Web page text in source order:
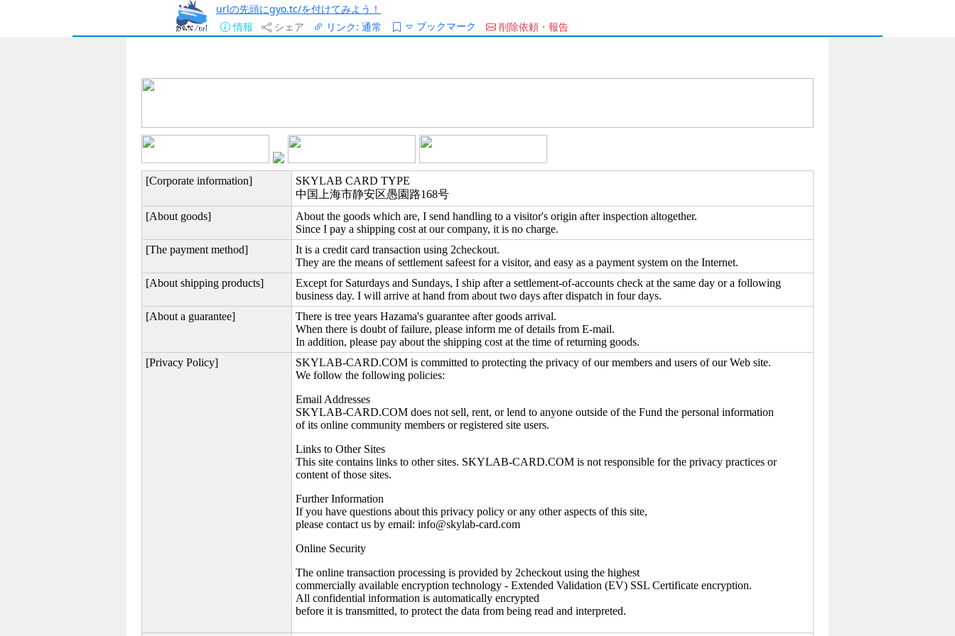
urlの先頭にgyo.tc/を付けてみよう！
情報
シェア リンク: 通常 ブックマーク 削除依頼・報告